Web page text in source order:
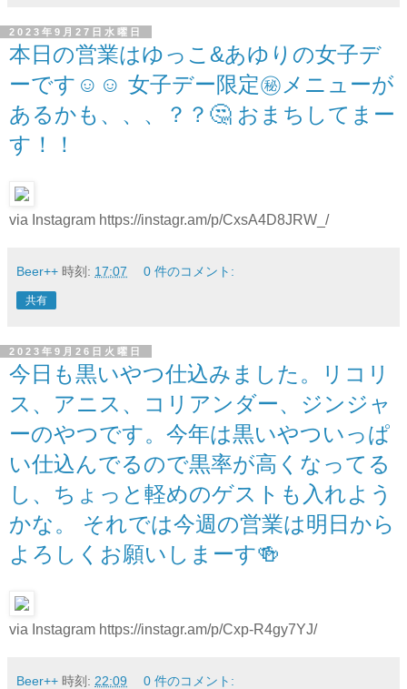
2023年9月27日水曜日
本日の営業はゆっこ&あゆりの女子デ
ーです☺️☺️ 女子デー限定㊙️メニューが
あるかも、、、？？🤔 おまちしてまー
す！！
via Instagram https://instagr.am/p/CxsA4D8JRW_/
Beer++ 時刻: 17:07 0 件のコメント:
共有
2023年9月26日火曜日
今日も黒いやつ仕込みました。リコリ
ス、アニス、コリアンダー、ジンジャ
ーのやつです。今年は黒いやついっぱ
い仕込んでるので黒率が高くなってる
し、ちょっと軽めのゲストも入れよう
かな。 それでは今週の営業は明日から
よろしくお願いしまーす🍻
via Instagram https://instagr.am/p/Cxp-R4gy7YJ/
Beer++ 時刻: 22:09 0 件のコメント: